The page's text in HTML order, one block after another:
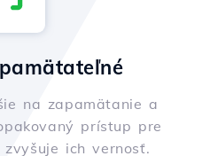
na zapamätanie a
prístup pre
ich vernosť.